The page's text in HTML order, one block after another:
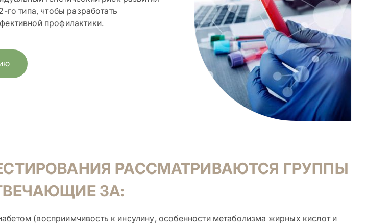
го типа, чтобы разработать
профилактики.
РАССМАТРИВАЮТСЯ ГРУППЫ
ЗА:
(восприимчивость к инсулину, особенности метаболизма жирных кислот и